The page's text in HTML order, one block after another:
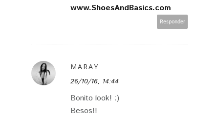
www.ShoesAndBasics.com
Responder
MARAY
26/10/16, 14:44
Bonito look! :)
Besos!!